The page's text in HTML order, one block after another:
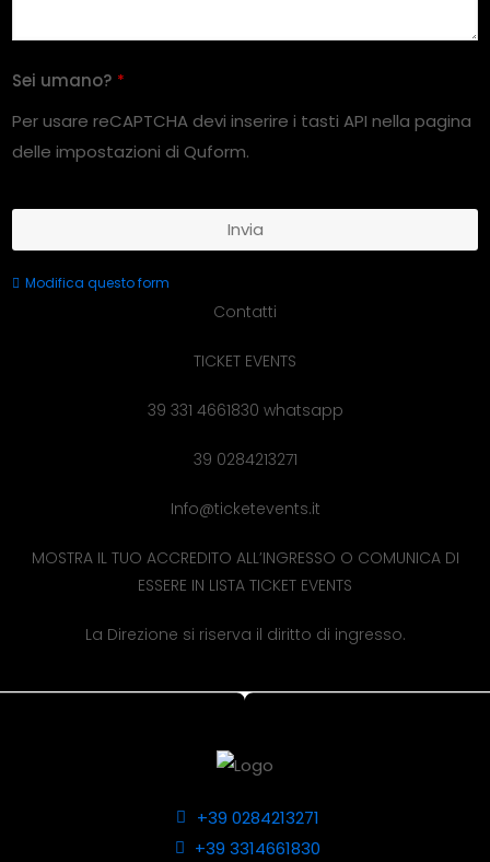
Sei umano? *
Per usare reCAPTCHA devi inserire i tasti API nella pagina
delle impostazioni di Quform.
Invia
Questo
Modifica questo form
Contatti
TICKET EVENTS
39 331 4661830 whatsapp
39 0284213271
Info@ticketevents.it
MOSTRA IL TUO ACCREDITO ALL’INGRESSO O COMUNICA DI
ESSERE IN LISTA TICKET EVENTS
La Direzione si riserva il diritto di ingresso.
+39 0284213271
+39 3314661830